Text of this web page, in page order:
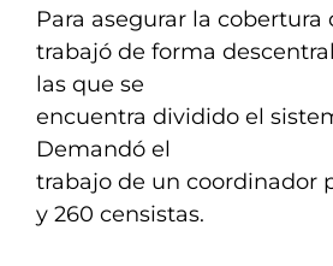
Para asegurar la
trabajó de forma
las que se
encuentra dividido el
Demandó el
trabajo de un coordinador
y 260 censistas.